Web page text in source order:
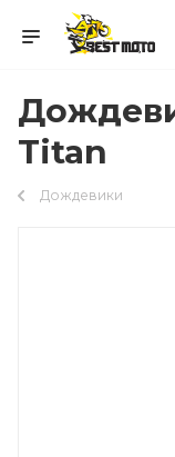
Titan
Дождевики